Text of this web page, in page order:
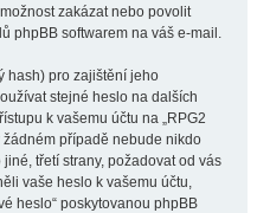
zakázat nebo povolit
phpBB softwarem na váš e-mail.
hash) pro zajištění jeho
stejné heslo na dalších
k vašemu účtu na „RPG2
žádném případě nebude nikdo
třetí strany, požadovat od vás
vaše heslo k vašemu účtu,
heslo“ poskytovanou phpBB